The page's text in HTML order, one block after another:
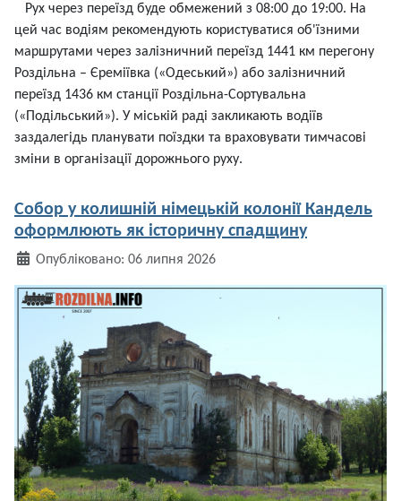
Рух через переїзд буде обмежений з 08:00 до 19:00. На
цей час водіям рекомендують користуватися об'їзними
маршрутами через залізничний переїзд 1441 км перегону
Роздільна – Єреміївка («Одеський») або залізничний
переїзд 1436 км станції Роздільна-Сортувальна
(«Подільський»). У міській раді закликають водіїв
заздалегідь планувати поїздки та враховувати тимчасові
зміни в організації дорожнього руху.
Собор у колишній німецькій колонії Кандель
оформлюють як історичну спадщину
ДеталіОпубліковано: 06 липня 2026